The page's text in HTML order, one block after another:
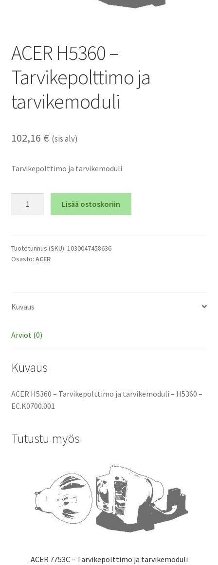
ACER H5360 –
Tarvikepolttimo ja
tarvikemoduli
102,16 € (sis alv)
Tarvikepolttimo ja tarvikemoduli
ja
tarvikemoduli
Lisää ostoskoriin
Tuotetunnus (SKU): 1030047458636
Osasto: ACER
Kuvaus
Arviot (0)
Kuvaus
ACER H5360 – Tarvikepolttimo ja tarvikemoduli – H5360 –
EC.K0700.001
Tutustu myös
ACER 7753C – Tarvikepolttimo ja tarvikemoduli